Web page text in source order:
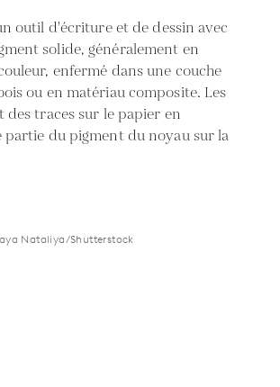
outil d'écriture et de dessin avec
solide, généralement en
enfermé dans une couche
ou en matériau composite. Les
des traces sur le papier en
du pigment du noyau sur la
Nataliya/Shutterstock